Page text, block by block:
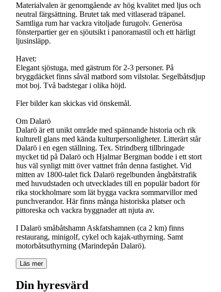
Materialvalen är genomgående av hög kvalitet med ljus och
neutral färgsättning. Brutet tak med vitlaserad träpanel.
Samtliga rum har vackra vitoljade furugolv. Generösa
fönsterpartier ger en sjöutsikt i panoramastil och ett härligt
ljusinsläpp.
Havet:
Elegant sjöstuga, med gästrum för 2-3 personer. På
bryggdäcket finns såväl matbord som vilstolar. Segelbåtsdjup
mot boj. Två badstegar i olika höjd.
Fler bilder kan skickas vid önskemål.
Om Dalarö
Dalarö är ett unikt område med spännande historia och rik
kulturell glans med kända kulturpersonligheter. Litterärt står
Dalarö i en egen ställning. Tex. Strindberg tillbringade
mycket tid på Dalarö och Hjalmar Bergman bodde i ett stort
hus väl synligt mitt över vattnet från denna fastighet. Vid
mitten av 1800-talet fick Dalarö regelbunden ångbåtstrafik
med huvudstaden och utvecklades till en populär badort för
rika stockholmare som lät bygga vackra sommarvillor med
punchverandor. Här finns många historiska platser och
pittoreska och vackra byggnader att njuta av.
I Dalarö småbåtshamn Askfatshamnen (ca 2 km) finns
restaurang, minigolf, cykel och kajak-uthyrning. Samt
motorbåtsuthyrning (Marindepån Dalarö).
Läs mer
Din hyresvärd